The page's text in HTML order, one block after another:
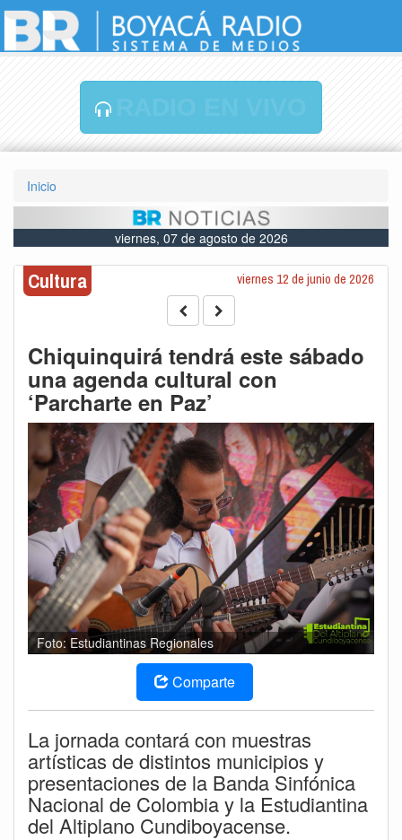
Inicio
viernes, 07 de agosto de 2026
Cultura viernes 12 de junio de 2026
Chiquinquirá tendrá este sábado
una agenda cultural con
‘Parcharte en Paz’
Foto: Estudiantinas Regionales
Comparte
La jornada contará con muestras
artísticas de distintos municipios y
presentaciones de la Banda Sinfónica
Nacional de Colombia y la Estudiantina
del Altiplano Cundiboyacense.